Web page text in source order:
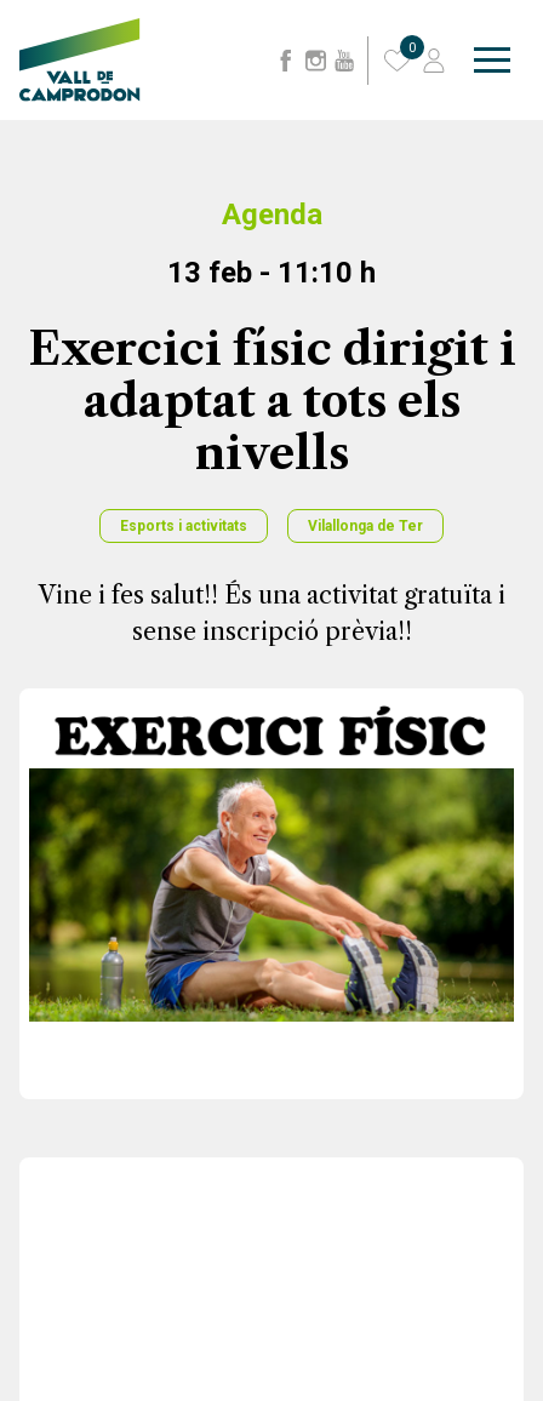
0
Agenda
13 feb - 11:10 h
Exercici físic dirigit i
adaptat a tots els
nivells
Esports i activitats Vilallonga de Ter
Vine i fes salut!! És una activitat gratuïta i
sense inscripció prèvia!!